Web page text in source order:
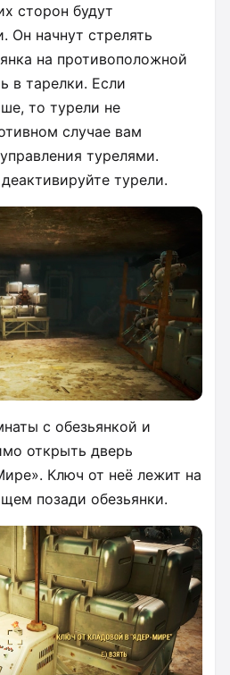
сторон будут
Он начнут стрелять
на противоположной
в тарелки. Если
то турели не
случае вам
турелями.
турели.
с обезьянкой и
открыть дверь
Ключ от неё лежит на
позади обезьянки.